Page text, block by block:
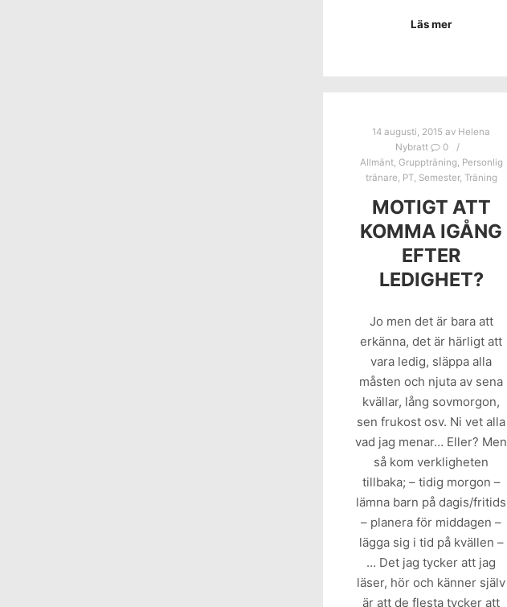
Läs mer
14 augusti, 2015 av Helena
Nybratt
0
Allmänt, Gruppträning, Personlig
tränare, PT, Semester, Träning
MOTIGT ATT
KOMMA IGÅNG
EFTER
LEDIGHET?
Jo men det är bara att
erkänna, det är härligt att
vara ledig, släppa alla
måsten och njuta av sena
kvällar, lång sovmorgon,
sen frukost osv. Ni vet alla
vad jag menar… Eller? Men
så kom verkligheten
tillbaka; – tidig morgon –
lämna barn på dagis/fritids
– planera för middagen –
lägga sig i tid på kvällen –
… Det jag tycker att jag
läser, hör och känner själv
är att de flesta tycker att